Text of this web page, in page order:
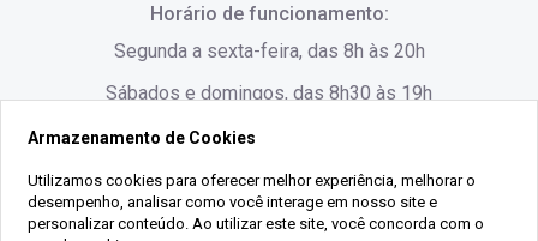
Rua Lauro Linhares, 1080 - Trindade, Florianópolis -
SC
(48) 3220-1045
Horário de funcionamento:
Segunda a sexta-feira, das 8h às 20h
Sábados e domingos, das 8h30 às 19h
Armazenamento de Cookies
Utilizamos cookies para oferecer melhor experiência, melhorar o
desempenho, analisar como você interage em nosso site e
personalizar conteúdo. Ao utilizar este site, você concorda com o